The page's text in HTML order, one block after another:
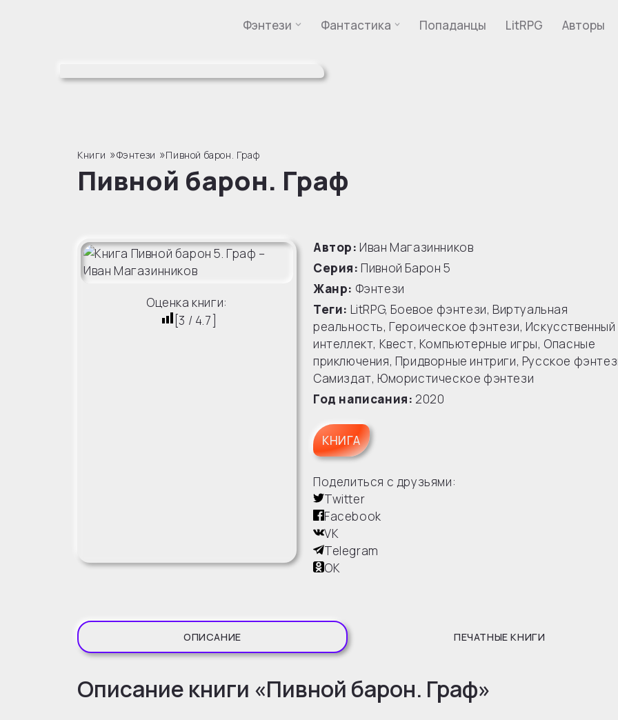
Фэнтези Фантастика Попаданцы LitRPG Авторы
Книги »Фэнтези »Пивной барон. Граф
Пивной барон. Граф
Оценка книги:
[3 / 4.7
Автор: Иван Магазинников
Серия: Пивной Барон 5
Жанр: Фэнтези
Теги: LitRPG, Боевое фэнтези, Виртуальная
реальность, Героическое фэнтези, Искусственный
интеллект, Квест, Компьютерные игры, Опасные
приключения, Придворные интриги, Русское
Самиздат, Юмористическое фэнтези
Год написания: 2020
КНИГА
Поделиться с друзьями:
Twitter
Facebook
VK
Telegram
OK
ОПИСАНИЕ
Описание книги «Пивной барон. Граф»
ПЕЧАТНЫЕ КНИГИ